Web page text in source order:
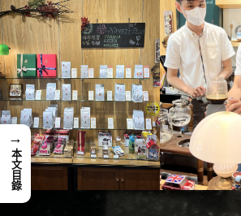
→
本文目錄